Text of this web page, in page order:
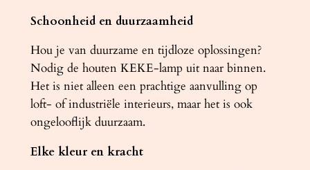
Schoonheid en duurzaamheid
Hou je van duurzame en tijdloze oplossingen?
Nodig de houten KEKE-lamp uit naar binnen.
Het is niet alleen een prachtige aanvulling op
loft- of industriële interieurs, maar het is ook
ongelooflijk duurzaam.
Elke kleur en kracht